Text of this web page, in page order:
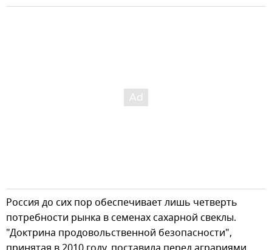
Россия до сих пор обеспечивает лишь четверть
потребности рынка в семенах сахарной свеклы.
"Доктрина продовольственной безопасности",